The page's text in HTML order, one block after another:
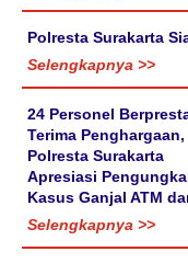
Polresta Surakarta
Selengkapnya >>
24 Personel
Terima Penghargaan,
Polresta Surakarta
Apresiasi
Kasus Ganjal ATM
Selengkapnya >>